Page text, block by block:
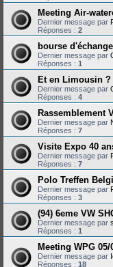
Meeting Air-
Dernier message par
Réponses : 2
bourse
Dernier message par
Réponses : 1
Et en Limousin ?
Dernier message par
Réponses : 4
Rassemblement
Dernier message par
Réponses : 7
Visite Expo 40
Dernier message par
Réponses : 7
Polo Treffen
Dernier message par
Réponses : 3
(94) 6eme VW
Dernier message par
Réponses : 1
Meeting WPG 05/
Dernier message par
Réponses : 18